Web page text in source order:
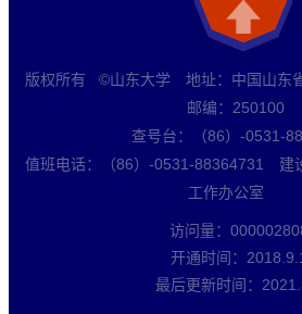
版权所有 ©山东大学 地址：中国山东
邮编：250100
查号台：（86）-0531-
值班电话：（86）-0531-88364731 建
工作办公室
访问量：
开通时间： 2018 9
最后更新时间： 2021